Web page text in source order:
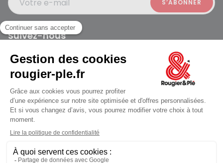
Votre e-mail
Suivez-nous
Rougier et Plé 2024 Copyright
Mentions légales
Conditions générales des ventes